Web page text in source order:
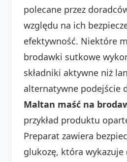
polecane przez
względu na ich
efektywność. Niektóre
brodawki sutkowe
składniki aktywne niż
alternatywne podejście
Maltan maść na
przykład produktu
Preparat zawiera
glukozę, która wykazuje